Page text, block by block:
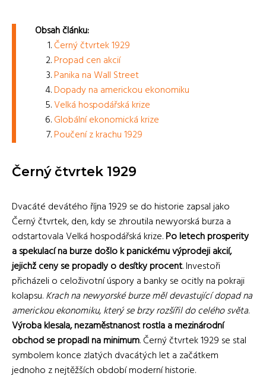
Obsah článku:
Černý čtvrtek 1929
Propad cen akcií
Panika na Wall Street
Dopady na americkou ekonomiku
Velká hospodářská krize
Globální ekonomická krize
Poučení z krachu 1929
Černý čtvrtek 1929
Dvacáté devátého října 1929 se do historie zapsal jako
Černý čtvrtek, den, kdy se zhroutila newyorská burza a
odstartovala Velká hospodářská krize.Po letech prosperity
a spekulací na burze došlo k panickému výprodeji akcií,
jejichž ceny se propadly o desítky procent. Investoři
přicházeli o celoživotní úspory a banky se ocitly na pokraji
kolapsu.Krach na newyorské burze měl devastující dopad na
americkou ekonomiku, který se brzy rozšířil do celého světa.
Výroba klesala, nezaměstnanost rostla a mezinárodní
obchod se propadl na minimum. Černý čtvrtek 1929 se stal
symbolem konce zlatých dvacátých let a začátkem
jednoho z nejtěžších období moderní historie.